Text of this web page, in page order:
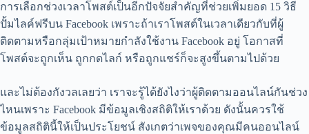
การเลือกช่วงเวลาโพสต์เป็นอีกปัจจัยสำคัญที่ช่วยเพิ่มยอด 15 วิธี
ปั้มไลค์ฟรีบน Facebook เพราะถ้าเราโพสต์ในเวลาเดียวกับที่ผู้
ติดตามหรือกลุ่มเป้าหมายกำลังใช้งาน Facebook อยู่ โอกาสที่
โพสต์จะถูกเห็น ถูกกดไลก์ หรือถูกแชร์ก็จะสูงขึ้นตามไปด้วย
และไม่ต้องกังวลเลยว่า เราจะรู้ได้ยังไงว่าผู้ติดตามออนไลน์กันช่วง
ไหนเพราะ Facebook มีข้อมูลเชิงสถิติให้เราด้วย ดังนั้นควรใช้
ข้อมูลสถิตินี้ให้เป็นประโยชน์ สังเกตว่าเพจของคุณมีคนออนไลน์